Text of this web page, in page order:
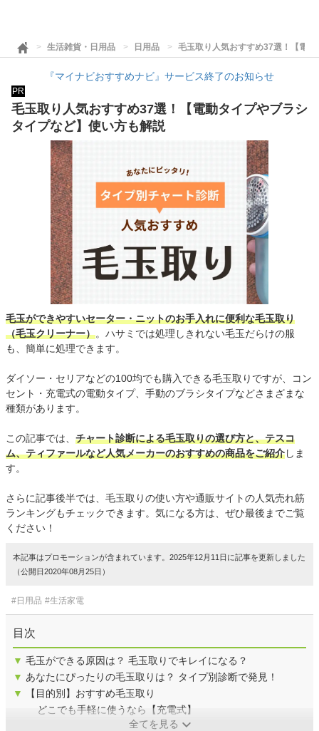
生活雑貨・日用品 日用品 毛玉取り人気おすすめ37選！【電
『マイナビおすすめナビ』サービス終了のお知らせ
PR
毛玉取り人気おすすめ37選！【電動タイプやブラシ
タイプなど】使い方も解説
毛玉ができやすいセーター・ニットのお手入れに便利な毛玉取り
（毛玉クリーナー）。ハサミでは処理しきれない毛玉だらけの服
も、簡単に処理できます。
ダイソー・セリアなどの100均でも購入できる毛玉取りですが、コン
セント・充電式の電動タイプ、手動のブラシタイプなどさまざまな
種類があります。
この記事では、 チャート診断による毛玉取りの選び方と、テスコ
ム、ティファールなど人気メーカーのおすすめの商品をご紹介しま
す。
さらに記事後半では、毛玉取りの使い方や通販サイトの人気売れ筋
ランキングもチェックできます。気になる方は、ぜひ最後までご覧
ください！
本記事はプロモーションが含まれています。2025年12月11日に記事を更新しました
（公開日2020年08月25日）
#日用品 #生活家電
目次
▼ 毛玉ができる原因は？ 毛玉取りでキレイになる？
▼ あなたにぴったりの毛玉取りは？ タイプ別診断で発見！
▼
【目的別】おすすめ毛玉取り
どこでも手軽に使うなら【充電式】
全てを見る